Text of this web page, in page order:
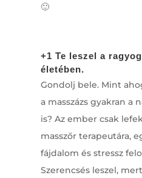
🙂
+1 Te leszel a
életében.
Gondolj bele. Mint
a masszázs gyakran a
is? Az ember csak
masszőr terapeutára,
fájdalom és stressz
Szerencsés leszel,